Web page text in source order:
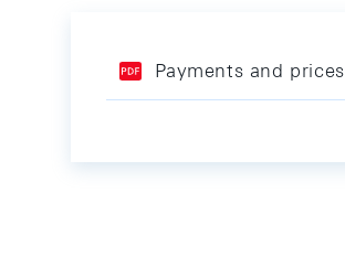
Payments and prices